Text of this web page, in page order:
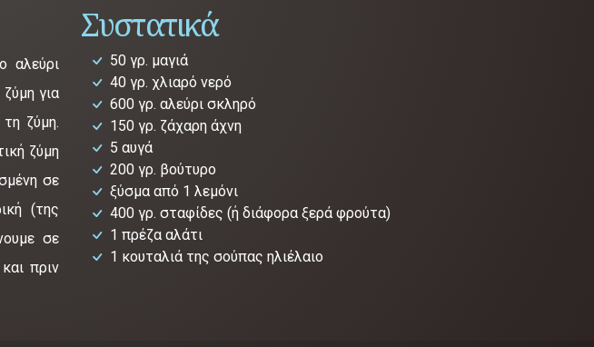
Συστατικά
50 γρ. μαγιά
40 γρ. χλιαρό νερό
600 γρ. αλεύρι σκληρό
150 γρ. ζάχαρη άχνη
5 αυγά
200 γρ. βούτυρο
ξύσμα από 1 λεμόνι
400 γρ. σταφίδες (ή διάφορα ξερά φρούτα)
1 πρέζα αλάτι
1 κουταλιά της σούπας ηλιέλαιο
αλεύρι
για
ζύμη.
ζύμη
σε
(της
σε
πριν